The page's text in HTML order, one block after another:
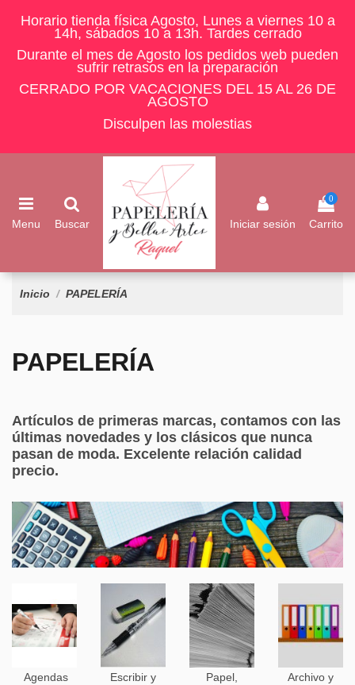
Horario tienda física Agosto, Lunes a viernes 10 a
14h, sábados 10 a 13h. Tardes cerrado
Durante el mes de Agosto los pedidos web pueden
sufrir retrasos en la preparación
CERRADO POR VACACIONES DEL 15 AL 26 DE
AGOSTO
Disculpen las molestias
Menu Buscar Iniciar sesión
0
Carrito
Inicio PAPELERÍA
PAPELERÍA
Artículos de primeras marcas, contamos con las
últimas novedades y los clásicos que nunca
pasan de moda. Excelente relación calidad
precio.
Agendas
Escribir y
Papel,
Archivo y